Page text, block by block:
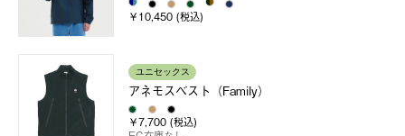
￥10,450 (税込)
ユニセックス
アネモスベスト（Family）
￥7,700 (税込)